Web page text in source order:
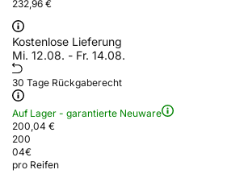
232,96 €
Kostenlose Lieferung
Mi. 12.08. - Fr. 14.08.
30 Tage Rückgaberecht
Auf Lager - garantierte Neuware
200,04 €
200
04€
pro Reifen